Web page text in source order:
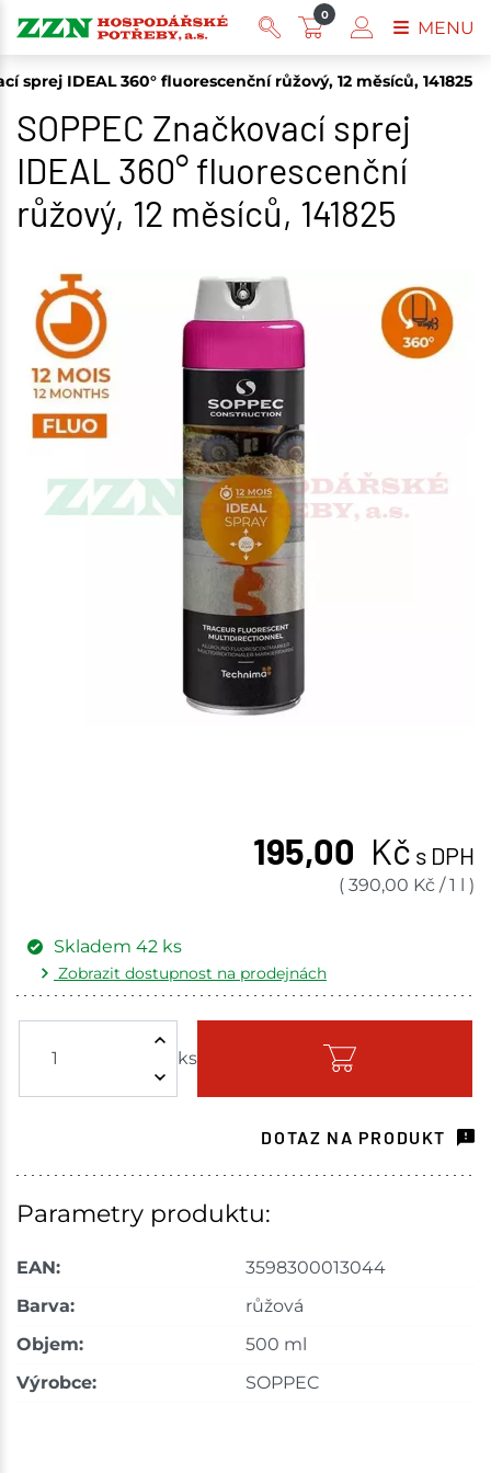
sprej IDEAL 360° fluorescenční růžový, 12 měsíců, 141825
SOPPEC Značkovací sprej
IDEAL 360° fluorescenční
růžový, 12 měsíců, 141825
195,00 Kč s DPH
( 390,00 Kč /1 l )
ks
Skladem 42 ks
Zobrazit dostupnost na prodejnách
Skladem - ihned k odeslání
Choceň 3 ks
Skladem na prodejně - doručení do 7 dnů
Skuteč
DOTAZ NA PRODUKT
Parametry produktu:
EAN:
3598300013044
Barva:
růžová
Objem:
500 ml
Výrobce:
SOPPEC
0
MENU